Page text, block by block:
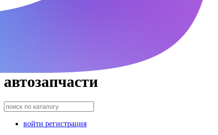
автозапчасти
войти регистрация